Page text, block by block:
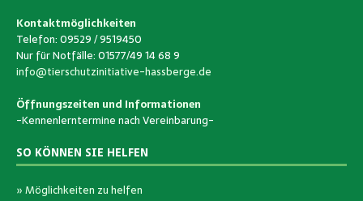
Kontaktmöglichkeiten
Telefon: 09529 / 9519450
Nur für Notfälle: 01577/49 14 68 9
info@tierschutzinitiative-hassberge.de
Öffnungszeiten und Informationen
-Kennenlerntermine nach Vereinbarung-
SO KÖNNEN SIE HELFEN
» Möglichkeiten zu helfen